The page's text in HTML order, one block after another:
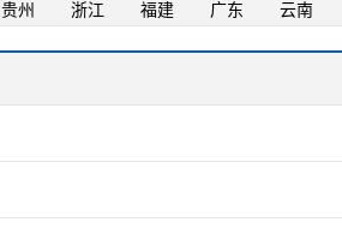
贵州 浙江 福建 广东 云南